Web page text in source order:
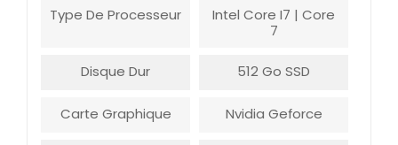
Type De Processeur
Intel Core I7 | Core
7
Disque Dur 512 Go SSD
Carte Graphique Nvidia Geforce